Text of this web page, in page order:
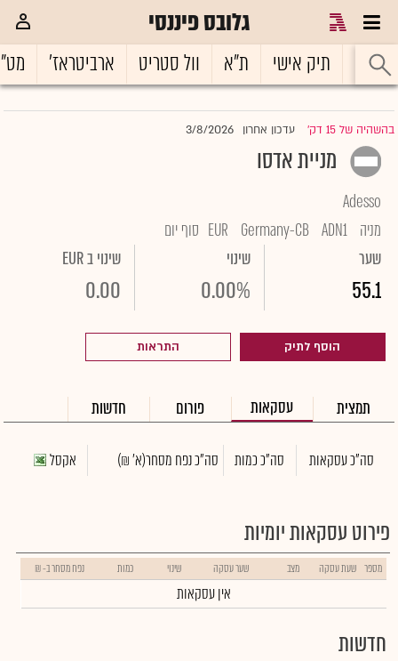
גלובס פיננסי
ראשי תיק אישי ת"א וול סטריט ארביטראז'
בהשהיה של 15 דק' |עדכון אחרון 3/8/2026
מניית אדסו
Adesso
מניה ADN1
Germany-CB
EUR סוף יום
שער
55.1
שינוי
0.00%
שינוי ב EUR
0.00
הוסף לתיק התראות
תמצית עסקאות פורום חדשות
סה"כ עסקאות סה"כ כמות סה"כ נפח מסחר(א' ₪) אקסל
פירוט עסקאות יומיות
מספר שעת עסקה מצב שער עסקה שינוי כמות נפח מסחר ב- ₪
אין עסקאות
חדשות